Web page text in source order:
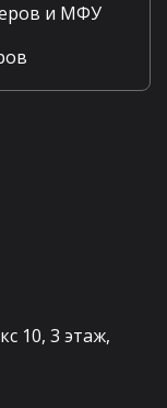
и МФУ
10, 3 этаж,